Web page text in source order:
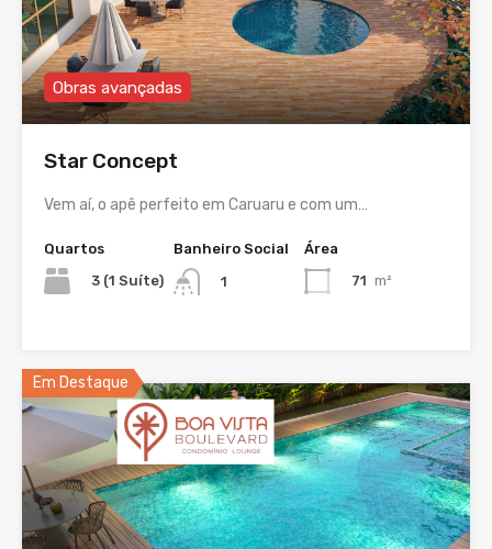
Obras avançadas
Star Concept
Vem aí, o apê perfeito em Caruaru e com um…
Quartos
3 (1 Suíte)
Banheiro Social
1
Área
71 m²
Em Destaque